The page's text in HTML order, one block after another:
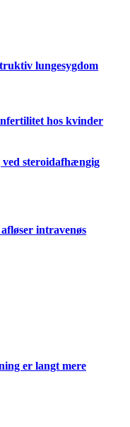
lungesygdom
hos kvinder
steroidafhængig
intravenøs
er langt mere